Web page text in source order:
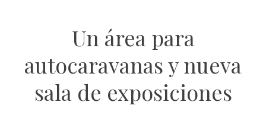
Un área para
autocaravanas y nueva
sala de exposiciones